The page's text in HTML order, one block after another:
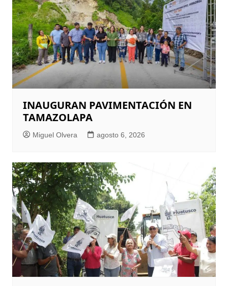
INAUGURAN PAVIMENTACIÓN EN
TAMAZOLAPA
Miguel Olvera agosto 6, 2026